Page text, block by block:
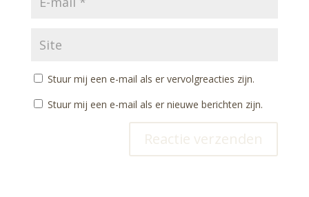
Stuur mij een e-mail als er vervolgreacties zijn.
Stuur mij een e-mail als er nieuwe berichten zijn.